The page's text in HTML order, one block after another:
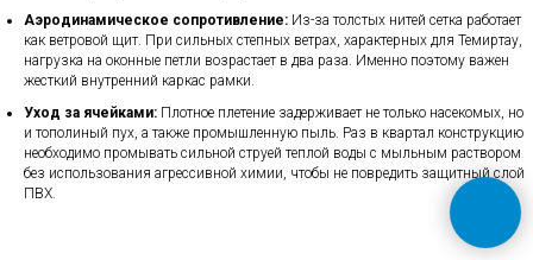
Аэродинамическое сопротивление: Из-за толстых нитей сетка работает
как ветровой щит. При сильных степных ветрах, характерных для Темиртау,
нагрузка на оконные петли возрастает в два раза. Именно поэтому важен
жесткий внутренний каркас рамки.
Уход за ячейками: Плотное плетение задерживает не только насекомых, но
и тополиный пух, а также промышленную пыль. Раз в квартал конструкцию
необходимо промывать сильной струей теплой воды с мыльным раствором
без использования агрессивной химии, чтобы не повредить защитный слой
ПВХ.